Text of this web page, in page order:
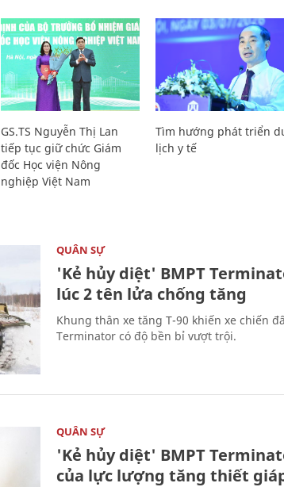
GS.TS Nguyễn Thị Lan
tiếp tục giữ chức Giám
đốc Học viện Nông
nghiệp Việt Nam
Tìm hướng phát triển
lịch y tế
QUÂN SỰ
'Kẻ hủy diệt' BMPT
lúc 2 tên lửa chống tăng
Khung thân xe tăng T-90 khiến xe chiến
Terminator có độ bền bỉ vượt trội.
QUÂN SỰ
'Kẻ hủy diệt' BMPT
của lực lượng tăng thiết